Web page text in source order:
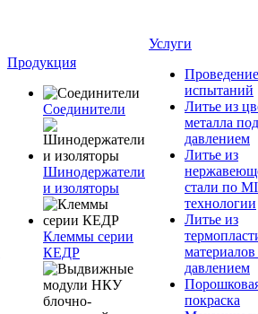
Продукция
Соединители
Шинодержатели
и изоляторы
Клеммы серии
КЕДР
Услуги
Проведение
испытаний
Литье из
металла под
давлением
Литье из
стали по
технологии
Литье из
давлением
покраска